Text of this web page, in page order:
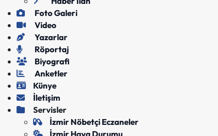
Foto Galeri
Video
Yazarlar
Röportaj
Biyografi
Anketler
Künye
İletişim
Servisler
İzmir Nöbetçi Eczaneler
İzmir Hava Durumu